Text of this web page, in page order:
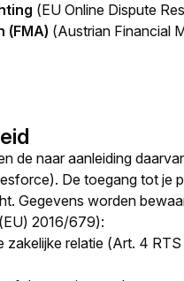
(EU Online Dispute
(FMA) (Austrian Financial
de naar aanleiding
De toegang tot je
Gegevens worden
2016/679):
zakelijke relatie (Art. 4